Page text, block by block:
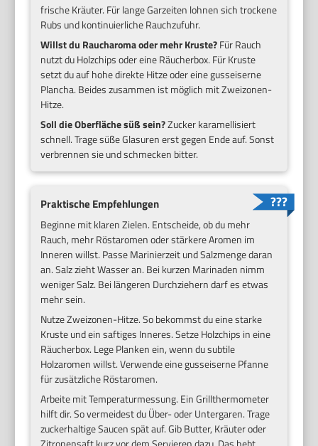
frische Kräuter. Für lange Garzeiten lohnen sich trockene
Rubs und kontinuierliche Rauchzufuhr.
Willst du Raucharoma oder mehr Kruste?Für Rauch
nutzt du Holzchips oder eine Räucherbox. Für Kruste
setzt du auf hohe direkte Hitze oder eine gusseiserne
Plancha. Beides zusammen ist möglich mit Zweizonen-
Hitze.
Soll die Oberfläche süß sein?Zucker karamellisiert
schnell. Trage süße Glasuren erst gegen Ende auf. Sonst
verbrennen sie und schmecken bitter.
Praktische Empfehlungen
Beginne mit klaren Zielen. Entscheide, ob du mehr
Rauch, mehr Röstaromen oder stärkere Aromen im
Inneren willst. Passe Marinierzeit und Salzmenge daran
an. Salz zieht Wasser an. Bei kurzen Marinaden nimm
weniger Salz. Bei längeren Durchziehern darf es etwas
mehr sein.
Nutze Zweizonen-Hitze. So bekommst du eine starke
Kruste und ein saftiges Inneres. Setze Holzchips in eine
Räucherbox. Lege Planken ein, wenn du subtile
Holzaromen willst. Verwende eine gusseiserne Pfanne
für zusätzliche Röstaromen.
Arbeite mit Temperaturmessung. Ein Grillthermometer
hilft dir. So vermeidest du Über- oder Untergaren. Trage
zuckerhaltige Saucen spät auf. Gib Butter, Kräuter oder